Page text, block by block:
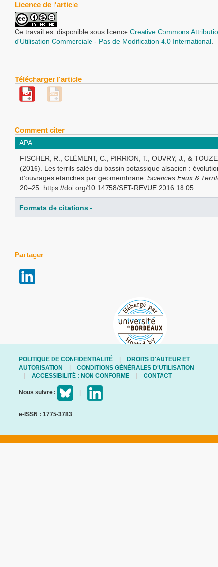
Licence de l'article
Ce travail est disponible sous licence Creative Commons
d'Utilisation Commerciale - Pas de Modification 4.0 International.
Télécharger l'article
Comment citer
APA
FISCHER, R., CLÉMENT, C., PIRRION, T., OUVRY, J., &
(2016). Les terrils salés du bassin potassique alsacien :
d’ouvrages étanchés par géomembrane. Sciences Eaux &
20–25. https://doi.org/10.14758/SET-REVUE.2016.18.05
Formats de citations
Partager
POLITIQUE DE CONFIDENTIALITÉ
DROITS D'AUTEUR ET
AUTORISATION
CONDITIONS GÉNÉRALES D'UTILISATION
ACCESSIBILITÉ : NON CONFORME
CONTACT
Nous suivre :
e-ISSN : 1775-3783